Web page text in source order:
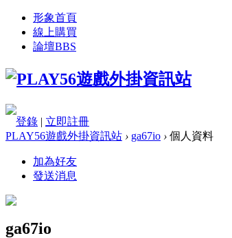
形象首頁
線上購買
論壇BBS
登錄 | 立即註冊
PLAY56遊戲外掛資訊站 › ga67io › 個人資料
加為好友
發送消息
ga67io